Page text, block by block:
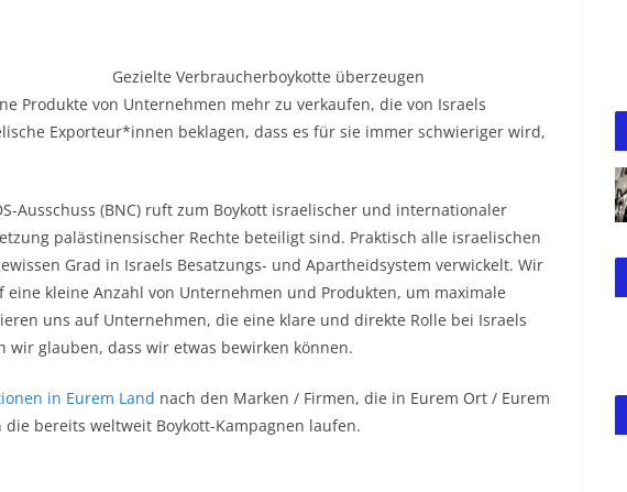
Gezielte Verbraucherboykotte überzeugen
Produkte von Unternehmen mehr zu verkaufen, die von Israels
Exporteur*innen beklagen, dass es für sie immer schwieriger wird,
Ausschuss (BNC) ruft zum Boykott israelischer und internationaler
palästinensischer Rechte beteiligt sind. Praktisch alle israelischen
Grad in Israels Besatzungs- und Apartheidsystem verwickelt. Wir
eine kleine Anzahl von Unternehmen und Produkten, um maximale
uns auf Unternehmen, die eine klare und direkte Rolle bei Israels
wir glauben, dass wir etwas bewirken können.
in Eurem Land nach den Marken / Firmen, die in Eurem Ort / Eurem
bereits weltweit Boykott-Kampagnen laufen.